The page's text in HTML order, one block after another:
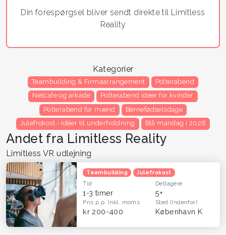
Din forespørgsel bliver sendt direkte til Limitless
Reality
Kategorier
Teambuilding & Firmaarrangement
Polterabend
Netcafe og arkade
Polterabend idéer for kvinder
Polterabend for mænd
Børnefødselsdage
Julefrokost - Idéer til underholdning
Blå mandag i 2026
Andet fra Limitless Reality
Limitless VR udlejning
Teambuilding Julefrokost
Tid
1-3 timer
Deltagere
5+
Pris p.p. Inkl. moms
kr 200-400
Sted(Indenfor)
København K